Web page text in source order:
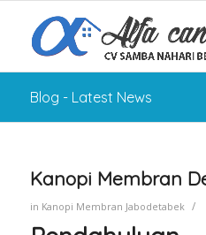
Blog - Latest News
Kanopi Membran
in Kanopi Membran Jabodetabek /